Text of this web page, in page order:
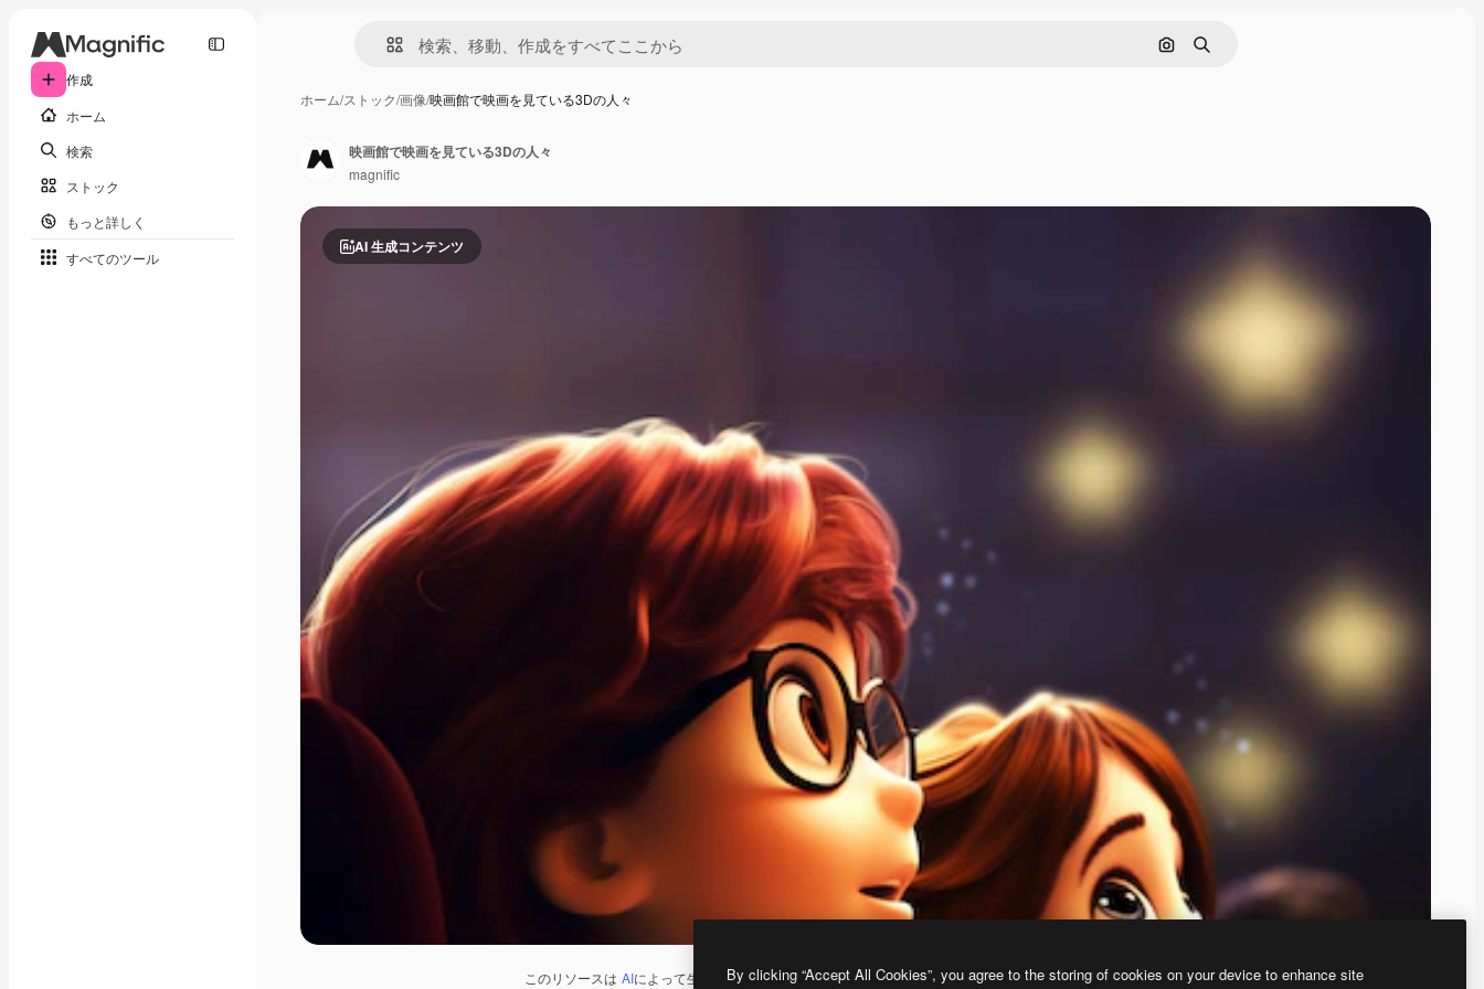
作成
ホーム
検索
ストック
もっと詳しく
すべてのツール
画像で検索
検索
ホーム/ストック/画像/映画館で映画を見ている3Dの人々
AI 生成コンテンツ
このリソースは AIによって生成されたものです。 AI画像生成ツールを使うと、あなた独自の画像を作成できます。
映画館で映画を見ている3Dの人々
magnific
By clicking “Accept All Cookies”, you agree to the storing of cookies on your device to enhance site